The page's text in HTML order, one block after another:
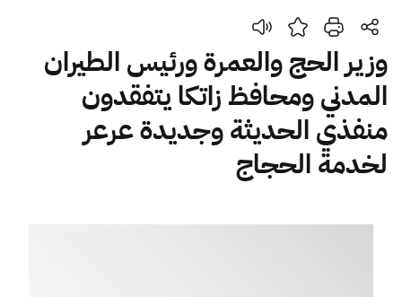
بحث
بحث بحث AI
اقتراحات
الإقرار الضريبي
التصرفات العقارية
وزير الحج والعمرة ورئيس الطيران
المدني ومحافظ زاتكا يتفقدون
منفذي الحديثة وجديدة عرعر
لخدمة الحجاج